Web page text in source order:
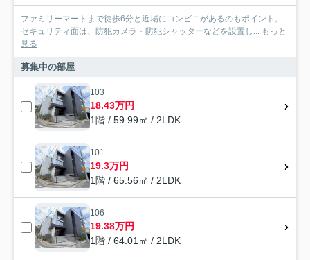
ファミリーマートまで徒歩6分と近場にコンビニがあるのもポイント。
セキュリティ面は、防犯カメラ・防犯シャッターなどを設置し... もっと
見る
募集中の部屋
103
18.43万円
1階 / 59.99㎡ / 2LDK
101
19.3万円
1階 / 65.56㎡ / 2LDK
106
19.38万円
1階 / 64.01㎡ / 2LDK